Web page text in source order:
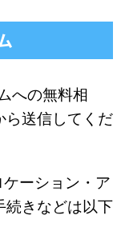
への無料相
ら送信してくだ
ーション・ア
続きなどは以下